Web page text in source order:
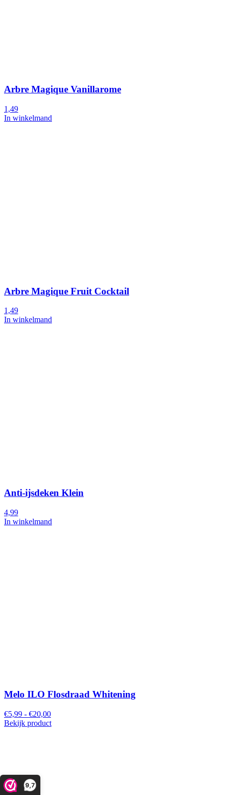
9,7
Arbre Magique Vanillarome
1,49
In winkelmand
Arbre Magique Fruit Cocktail
1,49
In winkelmand
Anti-ijsdeken Klein
4,99
In winkelmand
Melo ILO Flosdraad Whitening
€5,99 - €20,00
Bekijk product